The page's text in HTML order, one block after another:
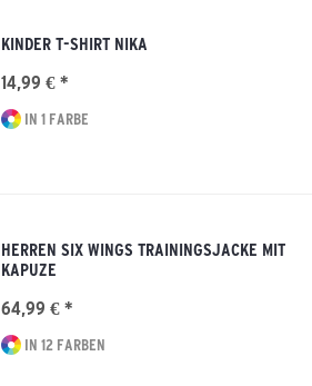
KINDER T-SHIRT NIKA
14,99 € *
IN 1 FARBE
HERREN SIX WINGS TRAININGSJACKE MIT
KAPUZE
64,99 € *
IN 12 FARBEN